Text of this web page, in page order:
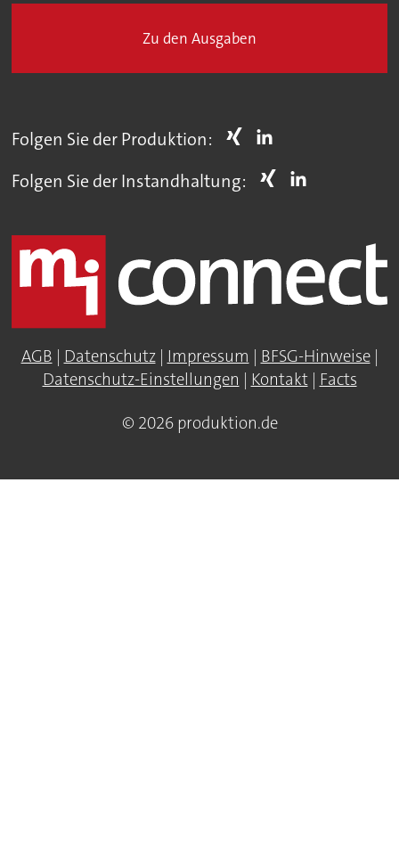
Zu den Ausgaben
Folgen Sie der Produktion:
Folgen Sie der Instandhaltung:
AGB | Datenschutz| Impressum | BFSG-Hinweise|
Datenschutz-Einstellungen | Kontakt| Facts
© 2026 produktion.de